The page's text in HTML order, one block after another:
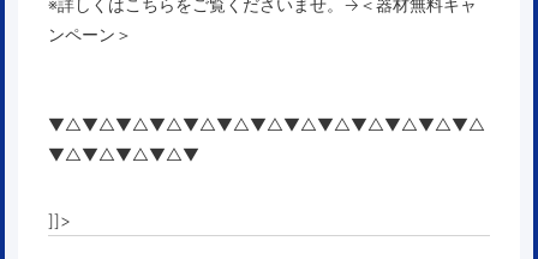
※詳しくはこちらをご覧くださいませ。→ ＜器材無料キャ
ンペーン＞
▼△▼△▼△▼△▼△▼△▼△▼△▼△▼△▼△▼△▼△
▼△▼△▼△▼△▼
]]>